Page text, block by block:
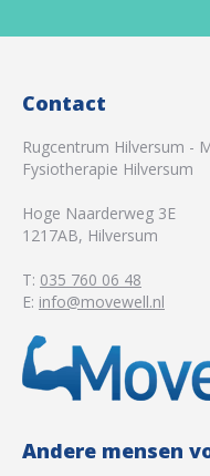
Contact
Rugcentrum Hilversum -
Fysiotherapie Hilversum
Hoge Naarderweg 3E
1217AB, Hilversum
T: 035 760 06 48
E: info@movewell.nl
Andere mensen